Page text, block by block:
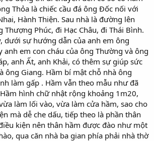
Thỏa là chiếc cầu đá ông Đốc nối với
Hành Thiện. Sau nhà là đường lên
Thượng Phúc, đi Hạc Châu, đi Thái Bình.
dưới sự hướng dẫn của anh em ông
anh em con cháu của ông Thường và ông
anh Ất, anh Khải, có thêm sự giúp sức
ông Giang. Hầm bí mật chỗ nhà ông
làm gấp . Hầm vẫn theo mẫu như đã
hình chữ nhật rộng khoảng 1m20,
làm lối vào, vừa làm cửa hầm, sao cho
mà dễ che dấu, tiếp theo là phần thân
kiện nên thân hầm được đào như một
qua căn nhà ba gian phía phải nhà thờ